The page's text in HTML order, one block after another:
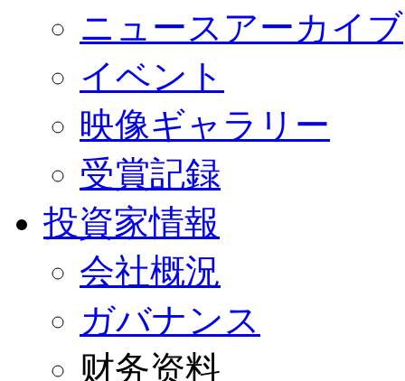
ニュースアーカイブ
イベント
映像ギャラリー
受賞記録
投資家情報
会社概況
ガバナンス
财务资料